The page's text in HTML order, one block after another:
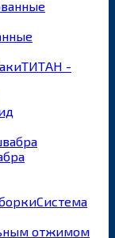
ТИТАН -
Система